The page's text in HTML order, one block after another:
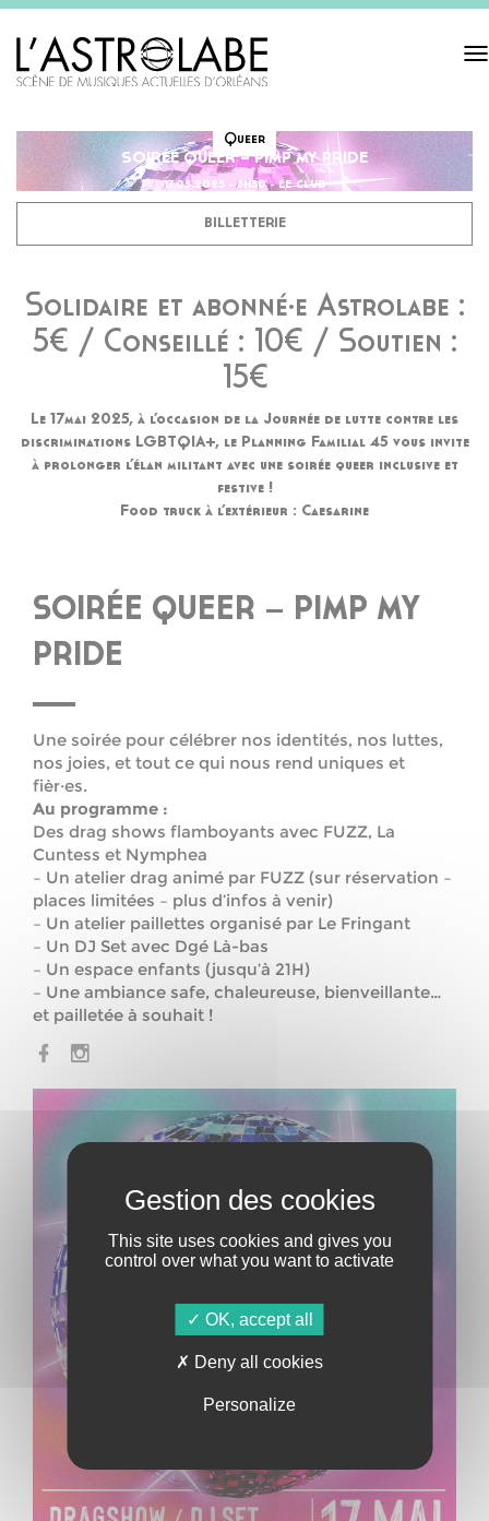
Queer
SOIRÉE QUEER – PIMP MY PRIDE
17.05.2025 - 3H30 - LE CLUB
BILLETTERIE
Solidaire et abonné·e Astrolabe :
5€ / Conseillé : 10€ / Soutien :
15€
Le 17mai 2025, à l’occasion de la Journée de lutte contre les
discriminations LGBTQIA+, le Planning Familial 45 vous invite
à prolonger l’élan militant avec une soirée queer inclusive et
festive !
Food truck à l’extérieur : Caesarine
SOIRÉE QUEER – PIMP MY
PRIDE
Une soirée pour célébrer nos identités, nos luttes,
nos joies, et tout ce qui nous rend uniques et
fièr·es.
Au programme :
Des drag shows flamboyants avec FUZZ, La
Cuntess et Nymphea
– Un atelier drag animé par FUZZ (sur réservation –
places limitées – plus d’infos à venir)
– Un atelier paillettes organisé par Le Fringant
– Un DJ Set avec Dgé Là-bas
– Un espace enfants (jusqu’à 21H)
– Une ambiance safe, chaleureuse, bienveillante…
et pailletée à souhait !
This site uses cookies and gives you
control over what you want to activate
OK, accept all
Deny all cookies
Personalize